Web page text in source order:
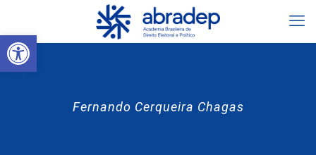
Abrir a barra de ferramentas
Fernando Cerqueira Chagas